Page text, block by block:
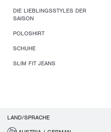
DIE LIEBLINGSSTYLES DER
SAISON
POLOSHIRT
SCHUHE
SLIM FIT JEANS
LAND/SPRACHE